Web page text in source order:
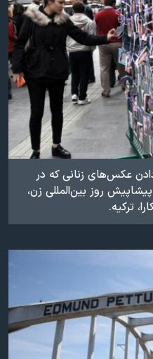
عکس‌های زنانی که در
روز بين‌المللی زن،